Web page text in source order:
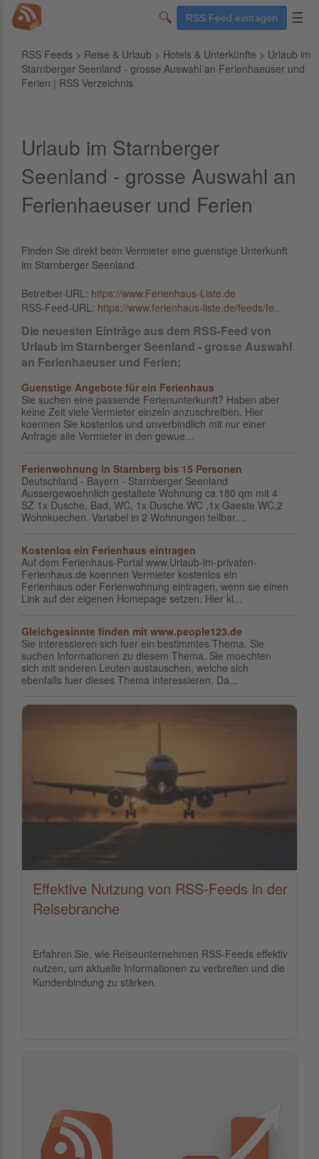
🔍 RSS Feed eintragen ☰
RSS Feeds > Reise & Urlaub > Hotels & Unterkünfte > Urlaub im
Starnberger Seenland - grosse Auswahl an Ferienhaeuser und
Ferien | RSS Verzeichnis
Urlaub im Starnberger
Seenland - grosse Auswahl an
Ferienhaeuser und Ferien
Finden Sie direkt beim Vermieter eine guenstige Unterkunft
im Starnberger Seenland.
Betreiber-URL: https://www.Ferienhaus-Liste.de
RSS-Feed-URL: https://www.ferienhaus-liste.de/feeds/fe..
Die neuesten Einträge aus dem RSS-Feed von
Urlaub im Starnberger Seenland - grosse Auswahl
an Ferienhaeuser und Ferien:
Guenstige Angebote für ein Ferienhaus
Sie suchen eine passende Ferienunterkunft? Haben aber
keine Zeit viele Vermieter einzeln anzuschreiben. Hier
koennen Sie kostenlos und unverbindlich mit nur einer
Anfrage alle Vermieter in den gewue...
Ferienwohnung in Starnberg bis 15 Personen
Deutschland - Bayern - Starnberger Seenland
Aussergewoehnlich gestaltete Wohnung ca.180 qm mit 4
SZ 1x Dusche, Bad, WC, 1x Dusche WC ,1x Gaeste WC,2
Wohnkuechen. Variabel in 2 Wohnungen teilbar....
Kostenlos ein Ferienhaus eintragen
Auf dem Ferienhaus-Portal www.Urlaub-im-privaten-
Ferienhaus.de koennen Vermieter kostenlos ein
Ferienhaus oder Ferienwohnung eintragen, wenn sie einen
Link auf der eigenen Homepage setzen. Hier kl...
Gleichgesinnte finden mit www.people123.de
Sie interessieren sich fuer ein bestimmtes Thema. Sie
suchen Informationen zu diesem Thema. Sie moechten
sich mit anderen Leuten austauschen, welche sich
ebenfalls fuer dieses Thema interessieren. Da...
Effektive Nutzung von RSS-Feeds in der
Reisebranche
Erfahren Sie, wie Reiseunternehmen RSS-Feeds effektiv
nutzen, um aktuelle Informationen zu verbreiten und die
Kundenbindung zu stärken.